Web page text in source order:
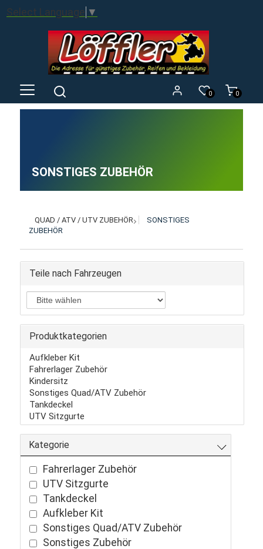
Select Language ▼
0
0
SONSTIGES ZUBEHÖR
QUAD / ATV / UTV ZUBEHÖR
SONSTIGES
ZUBEHÖR
Teile nach Fahrzeugen
Produktkategorien
Aufkleber Kit
Fahrerlager Zubehör
Kindersitz
Sonstiges Quad/ATV Zubehör
Tankdeckel
UTV Sitzgurte
Kategorie
Fahrerlager Zubehör
UTV Sitzgurte
Tankdeckel
Aufkleber Kit
Sonstiges Quad/ATV Zubehör
Sonstiges Zubehör